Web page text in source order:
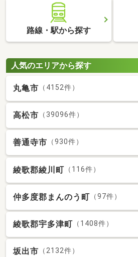
路線・駅から探す
人気のエリアから探す
丸亀市 （4152件）
高松市 （39096件）
善通寺市 （930件）
綾歌郡綾川町 （116件）
仲多度郡まんのう町 （97件）
綾歌郡宇多津町 （1408件）
坂出市 （2132件）